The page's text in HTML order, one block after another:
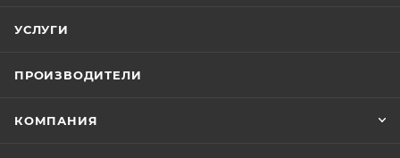
УСЛУГИ
ПРОИЗВОДИТЕЛИ
КОМПАНИЯ